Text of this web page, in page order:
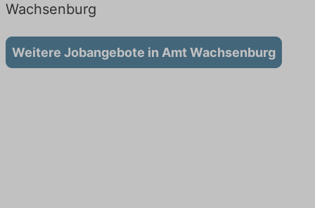
Wachsenburg
Weitere Jobangebote in Amt Wachsenburg